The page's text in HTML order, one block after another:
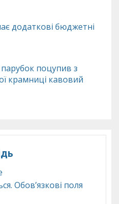
додаткові бюджетні
поцупив з
крамниці кавовий
Обов’язкові поля